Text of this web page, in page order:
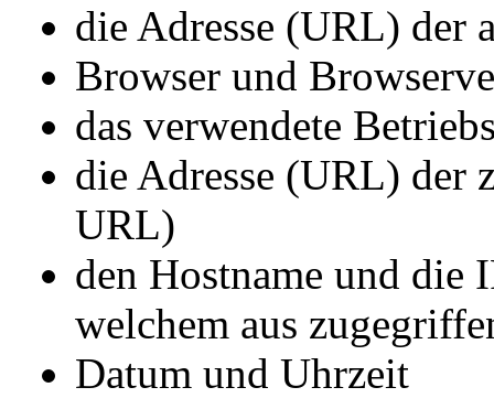
die Adresse (URL) der
Browser und
das verwendete
die Adresse (URL) der
URL)
den Hostname und die
welchem aus
Datum und Uhrzeit